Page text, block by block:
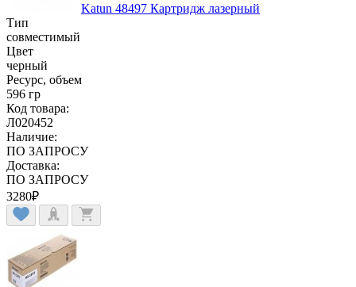
Katun 48497 Картридж лазерный
Тип
совместимый
Цвет
черный
Ресурс, объем
596 гр
Код товара:
Л020452
Наличие:
ПО ЗАПРОСУ
Доставка:
ПО ЗАПРОСУ
3280₽